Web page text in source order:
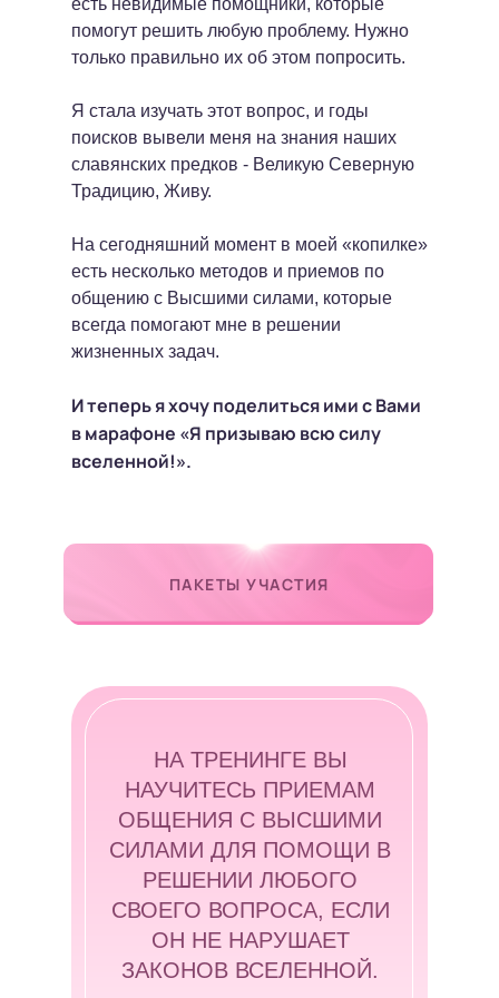
ПАКЕТЫ УЧАСТИЯ
есть невидимые помощники, которые
помогут решить любую проблему. Нужно
только правильно их об этом попросить.
Я стала изучать этот вопрос, и годы
поисков вывели меня на знания наших
славянских предков - Великую Северную
Традицию, Живу.
На сегодняшний момент в моей «копилке»
есть несколько методов и приемов по
общению с Высшими силами, которые
всегда помогают мне в решении
жизненных задач.
И теперь я хочу поделиться ими с Вами
в марафоне «Я призываю всю силу
вселенной!».
НА ТРЕНИНГЕ ВЫ
НАУЧИТЕСЬ ПРИЕМАМ
ОБЩЕНИЯ С ВЫСШИМИ
СИЛАМИ ДЛЯ ПОМОЩИ В
РЕШЕНИИ ЛЮБОГО
СВОЕГО ВОПРОСА, ЕСЛИ
ОН НЕ НАРУШАЕТ
ЗАКОНОВ ВСЕЛЕННОЙ.